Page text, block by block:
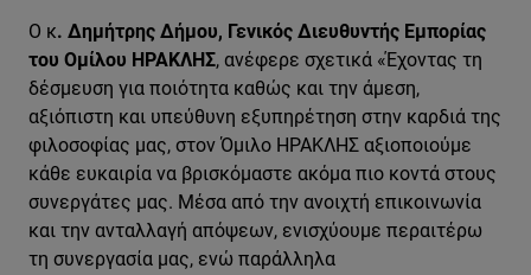
Ο κ. Δημήτρης Δήμου, Γενικός Διευθυντής Εμπορίας
του Ομίλου ΗΡΑΚΛΗΣ, ανέφερε σχετικά «Έχοντας τη
δέσμευση για ποιότητα καθώς και την άμεση,
αξιόπιστη και υπεύθυνη εξυπηρέτηση στην καρδιά της
φιλοσοφίας μας, στον Όμιλο ΗΡΑΚΛΗΣ αξιοποιούμε
κάθε ευκαιρία να βρισκόμαστε ακόμα πιο κοντά στους
συνεργάτες μας. Μέσα από την ανοιχτή επικοινωνία
και την ανταλλαγή απόψεων, ενισχύουμε περαιτέρω
τη συνεργασία μας, ενώ παράλληλα